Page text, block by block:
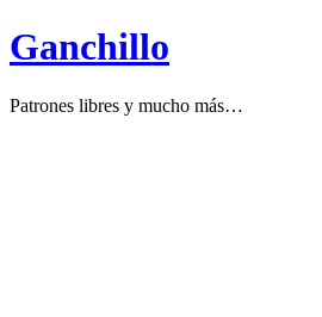
Ganchillo
Patrones libres y mucho más…